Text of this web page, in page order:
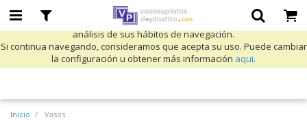
Utilizamos cookies propias y de terceros para mejorar nuestros servicios
y mostrarle publicidad relacionada con sus preferencias mediante el
análisis de sus hábitos de navegación.
Si continua navegando, consideramos que acepta su uso. Puede cambiar
la configuración u obtener más información aqui.
Inicio Vasos